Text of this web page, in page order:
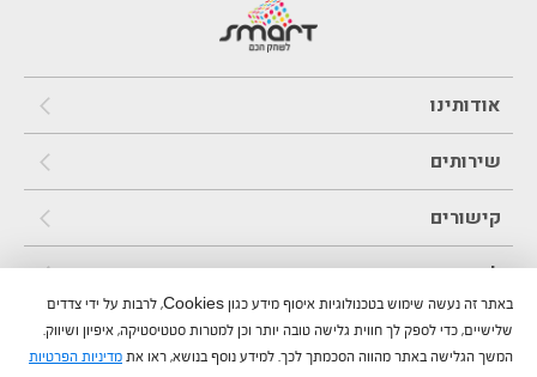
אודותינו
שירותים
קישורים
לוח תוצאות
משחקים והגרלות
באתר זה נעשה שימוש בטכנולוגיות איסוף מידע כגון Cookies, לרבות על ידי צדדים
שלישיים, כדי לספק לך חווית גלישה טובה יותר וכן למטרות סטטיסטיקה, איפיון ושיווק.
המשך הגלישה באתר מהווה הסכמתך לכך. למידע נוסף בנושא, ראו את מדיניות הפרטיות